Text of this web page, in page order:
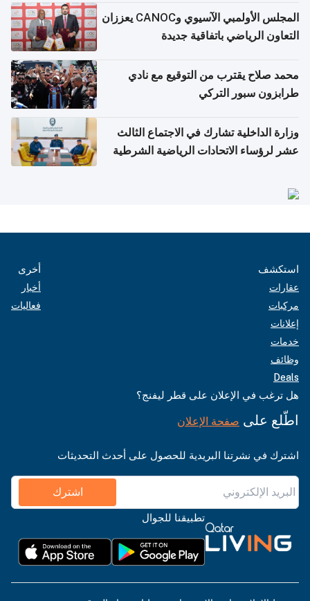
المجلس الأولمبي الآسيوي وCANOC يعززان
التعاون الرياضي باتفاقية جديدة
محمد صلاح يقترب من التوقيع مع نادي
طرابزون سبور التركي
وزارة الداخلية تشارك في الاجتماع الثالث
عشر لرؤساء الاتحادات الرياضية الشرطية
استكشف
عقارات
مركبات
إعلانات
خدمات
وظائف
Deals
أخرى
أخبار
فعاليات
هل ترغب في الإعلان على قطر ليفنج؟
اطّلع على صفحة الإعلان
اشترك في نشرتنا البريدية للحصول على أحدث التحديثات
اشترك
تطبيقنا للجوال